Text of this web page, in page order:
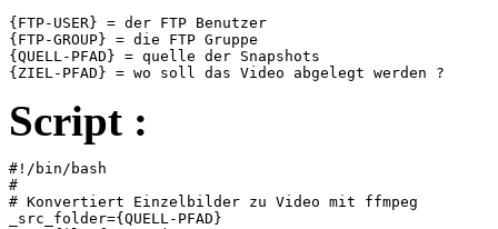
{FTP-USER} = der FTP Benutzer
{FTP-GROUP} = die FTP Gruppe
{QUELL-PFAD} = quelle der Snapshots
Script :
#!/bin/bash
#
# Konvertiert Einzelbilder zu Video mit ffmpeg
_src_folder={QUELL-PFAD}